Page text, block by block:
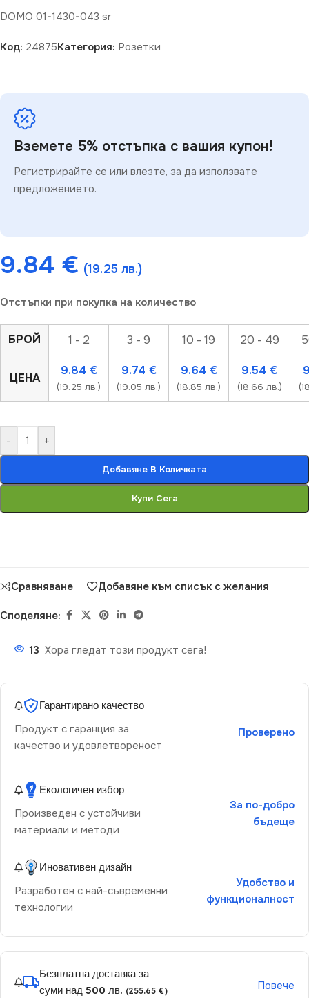
DOMO 01-1430-043 sr
Код: 24875Категория: Розетки
Вземете 5% отстъпка с вашия купон!
Регистрирайте се или влезте, за да използвате
предложението.
9.84 € (19.25 лв.)
Отстъпки при покупка на количество
БРОЙ 1 - 2 3 - 9 10 - 19 20 - 49
ЦЕНА
9.84 €
(19.25 лв.)
9.74 €
(19.05 лв.)
9.64 €
(18.85 лв.)
9.54 €
(18.66 лв.)
- +
Добавяне В Количката
Купи Сега
Сравняване Добавяне към списък с желания
Споделяне:
13 Хора гледат този продукт сега!
Гарантирано качество
Продукт с гаранция за
качество и удовлетвореност
Проверено
Екологичен избор
Произведен с устойчиви
материали и методи
За по-добро
бъдеще
Иновативен дизайн
Разработен с най-съвременни
технологии
Удобство и
функционалност
Безплатна доставка за
суми над 500 лв. (255.65 €) Повече